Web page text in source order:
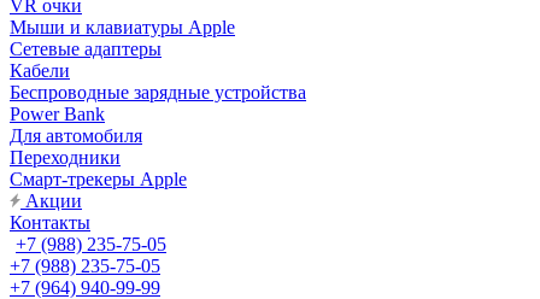
VR очки
Мыши и клавиатуры Apple
Сетевые адаптеры
Кабели
Беспроводные зарядные устройства
Power Bank
Для автомобиля
Переходники
Смарт-трекеры Apple
Акции
Контакты
+7 (988) 235-75-05
+7 (988) 235-75-05
+7 (964) 940-99-99